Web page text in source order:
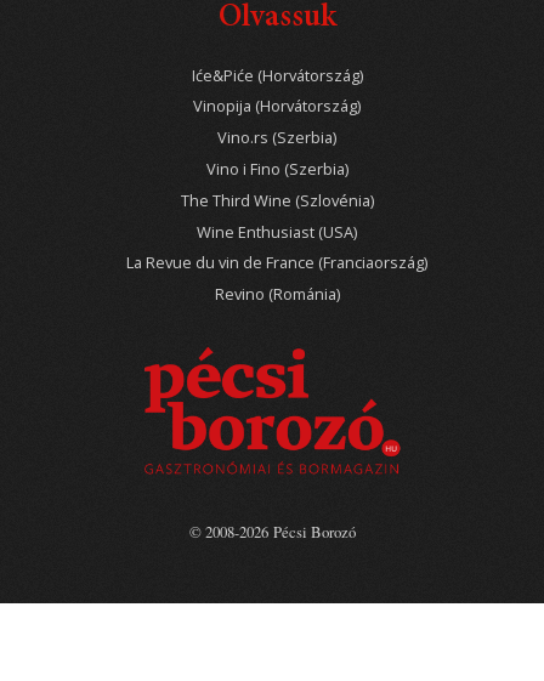
Olvassuk
Iće&Piće (Horvátország)
Vinopija (Horvátország)
Vino.rs (Szerbia)
Vino i Fino (Szerbia)
The Third Wine (Szlovénia)
Wine Enthusiast (USA)
La Revue du vin de France (Franciaország)
Revino (Románia)
© 2008-2026 Pécsi Borozó